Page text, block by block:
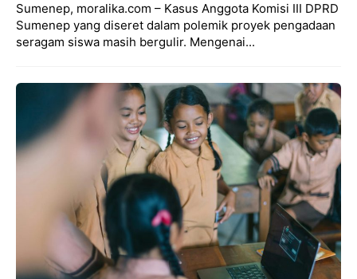
Sumenep, moralika.com – Kasus Anggota Komisi III DPRD
Sumenep yang diseret dalam polemik proyek pengadaan
seragam siswa masih bergulir. Mengenai...